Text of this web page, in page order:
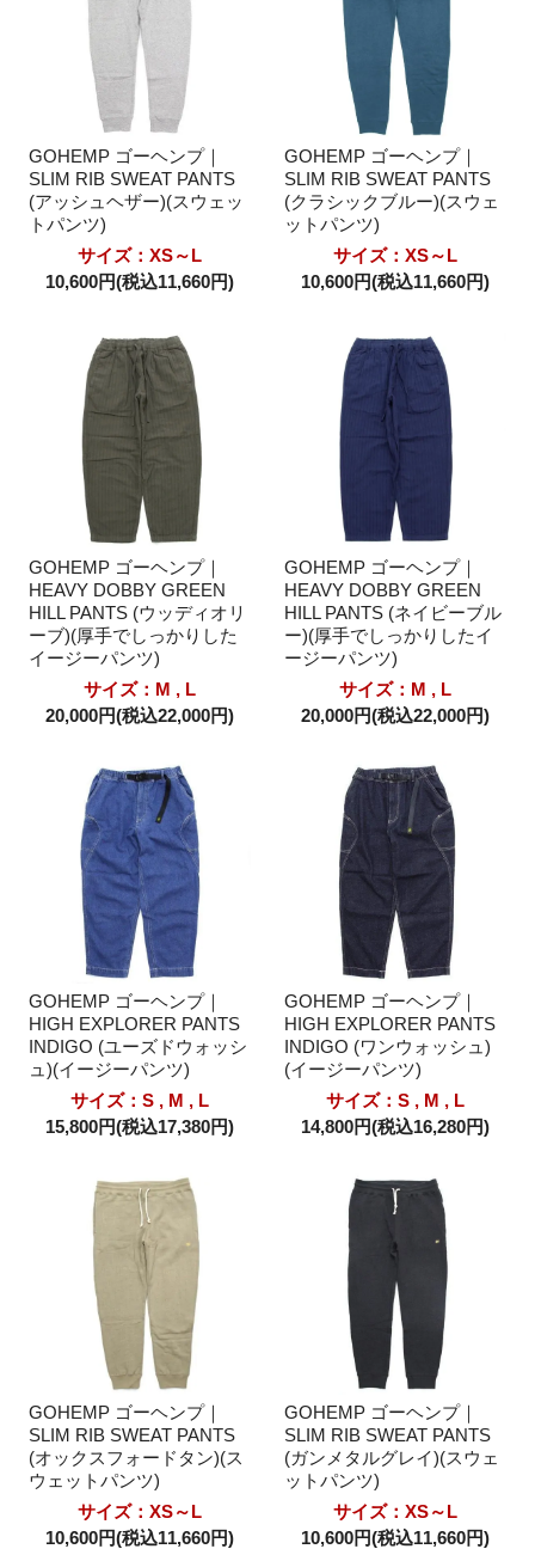
GOHEMP ゴーヘンプ｜
SLIM RIB SWEAT PANTS
(アッシュヘザー)(スウェッ
トパンツ)
サイズ：XS～L
10,600円(税込11,660円)
GOHEMP ゴーヘンプ｜
SLIM RIB SWEAT PANTS
(クラシックブルー)(スウェ
ットパンツ)
サイズ：XS～L
10,600円(税込11,660円)
GOHEMP ゴーヘンプ｜
HEAVY DOBBY GREEN
HILL PANTS (ウッディオリ
ーブ)(厚手でしっかりした
イージーパンツ)
サイズ：M , L
20,000円(税込22,000円)
GOHEMP ゴーヘンプ｜
HEAVY DOBBY GREEN
HILL PANTS (ネイビーブル
ー)(厚手でしっかりしたイ
ージーパンツ)
サイズ：M , L
20,000円(税込22,000円)
GOHEMP ゴーヘンプ｜
HIGH EXPLORER PANTS
INDIGO (ユーズドウォッシ
ュ)(イージーパンツ)
サイズ：S , M , L
15,800円(税込17,380円)
GOHEMP ゴーヘンプ｜
HIGH EXPLORER PANTS
INDIGO (ワンウォッシュ)
(イージーパンツ)
サイズ：S , M , L
14,800円(税込16,280円)
GOHEMP ゴーヘンプ｜
SLIM RIB SWEAT PANTS
(オックスフォードタン)(ス
ウェットパンツ)
サイズ：XS～L
10,600円(税込11,660円)
GOHEMP ゴーヘンプ｜
SLIM RIB SWEAT PANTS
(ガンメタルグレイ)(スウェ
ットパンツ)
サイズ：XS～L
10,600円(税込11,660円)